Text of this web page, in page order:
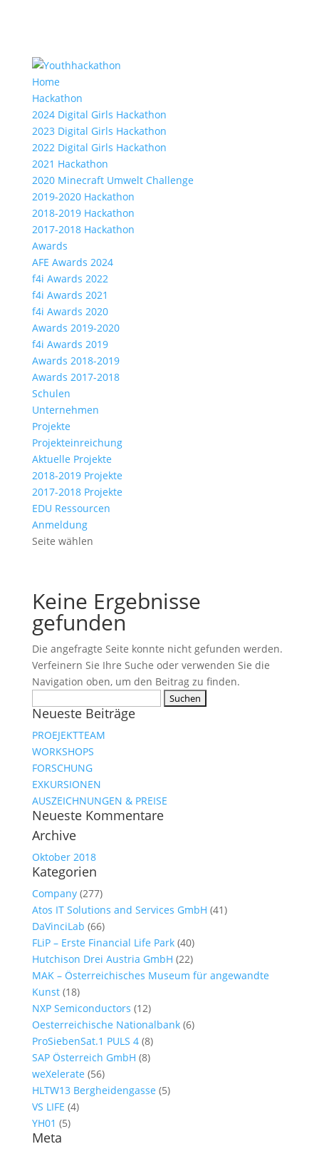
Home
Hackathon
2024 Digital Girls Hackathon
2023 Digital Girls Hackathon
2022 Digital Girls Hackathon
2021 Hackathon
2020 Minecraft Umwelt Challenge
2019-2020 Hackathon
2018-2019 Hackathon
2017-2018 Hackathon
Awards
AFE Awards 2024
f4i Awards 2022
f4i Awards 2021
f4i Awards 2020
Awards 2019-2020
f4i Awards 2019
Awards 2018-2019
Awards 2017-2018
Schulen
Unternehmen
Projekte
Projekteinreichung
Aktuelle Projekte
2018-2019 Projekte
2017-2018 Projekte
EDU Ressourcen
Anmeldung
Seite wählen
Keine Ergebnisse
gefunden
Die angefragte Seite konnte nicht gefunden werden.
Verfeinern Sie Ihre Suche oder verwenden Sie die
Navigation oben, um den Beitrag zu finden.
nach:
Neueste Beiträge
PROEJEKTTEAM
WORKSHOPS
FORSCHUNG
EXKURSIONEN
AUSZEICHNUNGEN & PREISE
Neueste Kommentare
Archive
Oktober 2018
Kategorien
Company(277)
Atos IT Solutions and Services GmbH (41)
DaVinciLab (66)
FLiP – Erste Financial Life Park(40)
Hutchison Drei Austria GmbH (22)
MAK – Österreichisches Museum für angewandte
Kunst(18)
NXP Semiconductors (12)
Oesterreichische Nationalbank(6)
ProSiebenSat.1 PULS 4(8)
SAP Österreich GmbH (8)
weXelerate (56)
HLTW13 Bergheidengasse (5)
VS LIFE (4)
YH01 (5)
Meta